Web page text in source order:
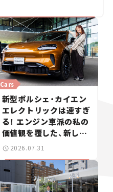
Cars
新型ポルシェ・カイエン
エレクトリックは速すぎ
る！ エンジン車派の私の
価値観を覆した、新しい
ポルシェの走り。
2026.07.31